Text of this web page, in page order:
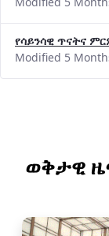
የሳይንሳዊ ጥናትና
Modified 5
ወቅታዊ